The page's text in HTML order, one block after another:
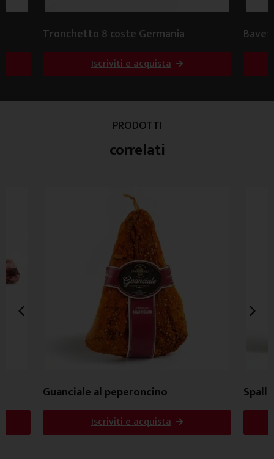
Tronchetto 8 coste Germania
Iscriviti e acquista
PRODOTTI
correlati
Guanciale al peperoncino
Iscriviti e acquista